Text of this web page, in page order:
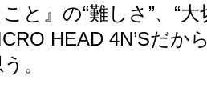
と』の“難しさ”、“大
HEAD 4N’Sだか
。